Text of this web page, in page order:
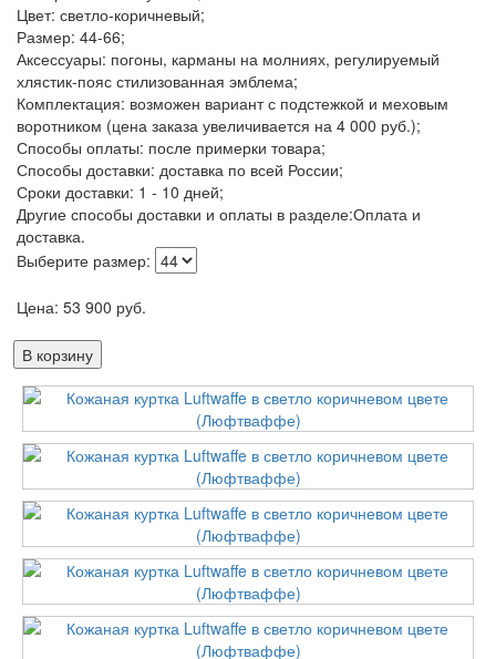
Цвет: светло-коричневый;
Размер: 44-66;
Аксессуары: погоны, карманы на молниях, регулируемый
хлястик-пояс стилизованная эмблема;
Комплектация: возможен вариант с подстежкой и меховым
воротником (цена заказа увеличивается на 4 000 руб.);
Способы оплаты: после примерки товара;
Способы доставки: доставка по всей России;
Сроки доставки: 1 - 10 дней;
Другие способы доставки и оплаты в разделе:Оплата и
доставка.
Выберите размер:
Цена: 53 900 руб.
В корзину